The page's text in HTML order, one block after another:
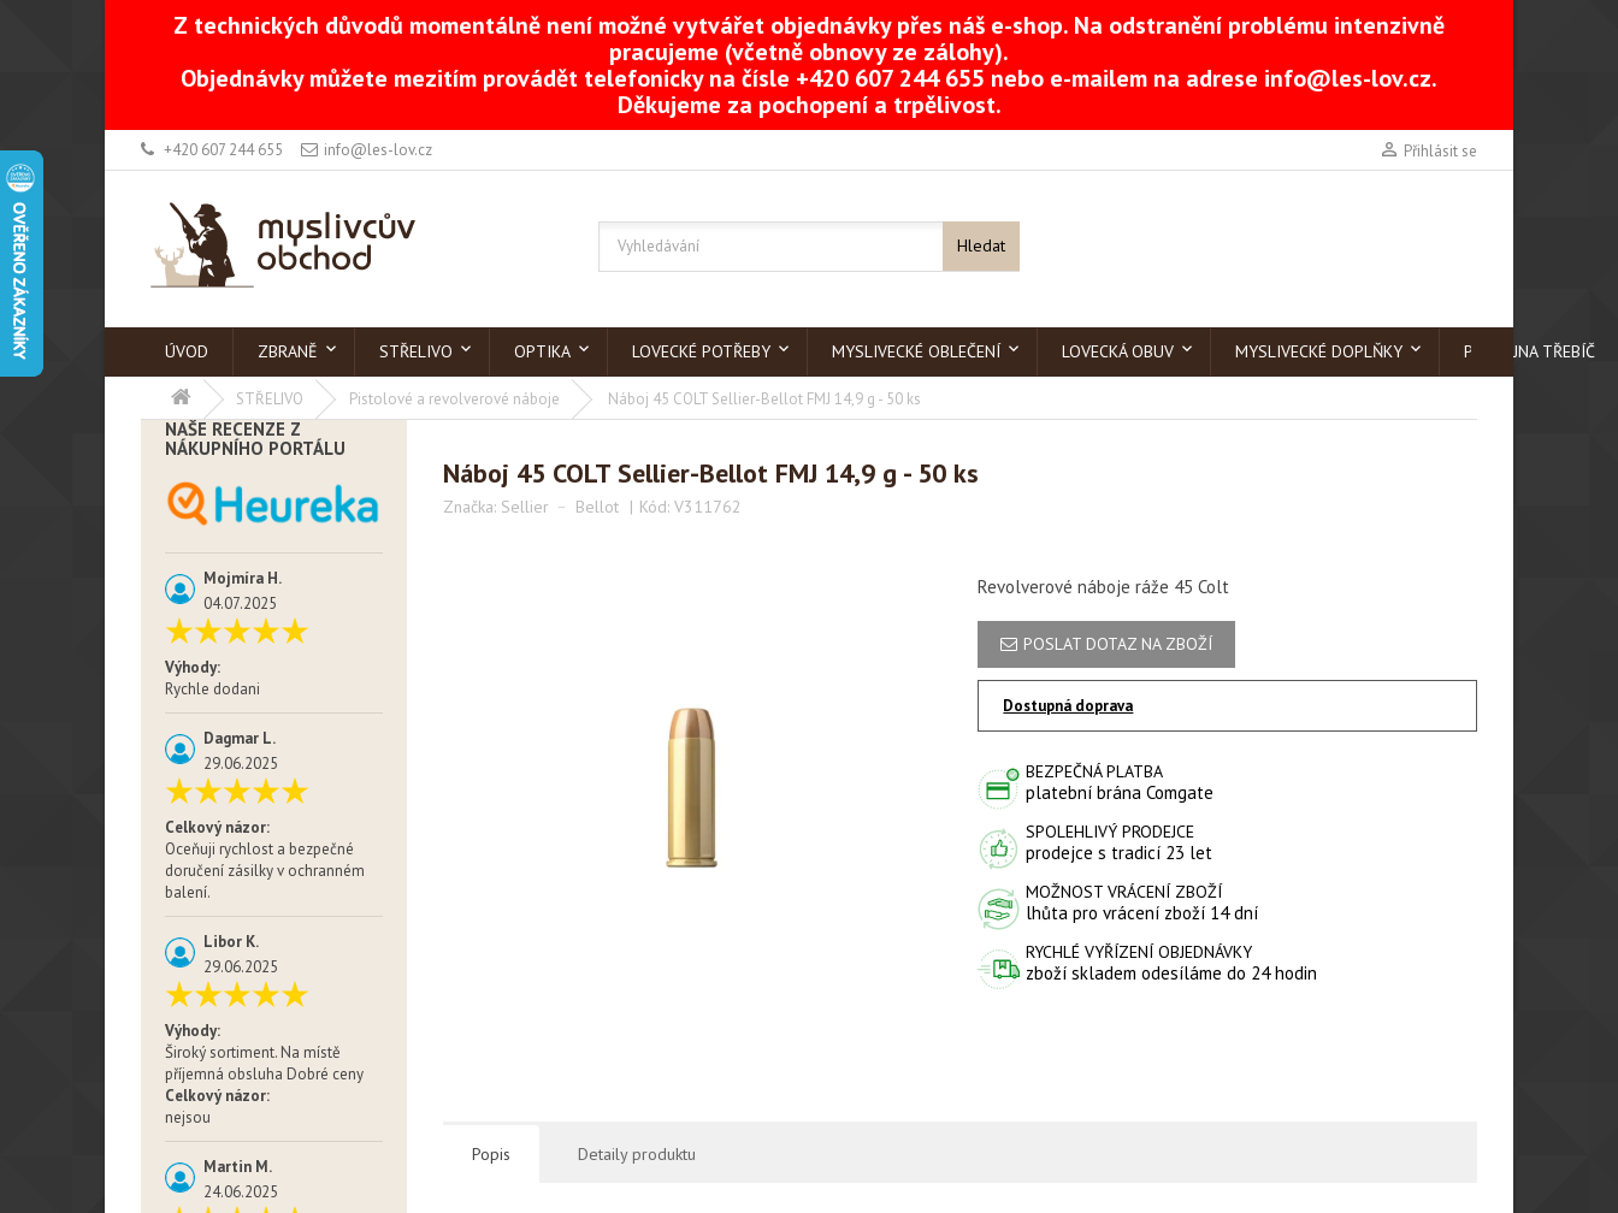
Z technických důvodů momentálně není možné vytvářet objednávky přes náš e-shop. Na odstranění problému intenzivně
pracujeme (včetně obnovy ze zálohy).
Objednávky můžete mezitím provádět telefonicky na čísle +420 607 244 655 nebo e-mailem na adrese info@les-lov.cz.
Děkujeme za pochopení a trpělivost.
+420 607 244 655 info@les-lov.cz  Přihlásit se
Hledat
ÚVOD ZBRANĚ STŘELIVO OPTIKA LOVECKÉ POTŘEBY MYSLIVECKÉ OBLEČENÍ LOVECKÁ OBUV MYSLIVECKÉ DOPLŇKY PRODEJNA TŘEBÍČ
STŘELIVO Pistolové a revolverové náboje Náboj 45 COLT Sellier-Bellot FMJ 14,9 g - 50 ks
NAŠE RECENZE Z
NÁKUPNÍHO PORTÁLU
Mojmíra H.
04.07.2025
Výhody:
Rychle dodani
Dagmar L.
29.06.2025
Celkový názor:
Oceňuji rychlost a bezpečné
doručení zásilky v ochranném
balení.
Libor K.
29.06.2025
Výhody:
Široký sortiment. Na místě
příjemná obsluha Dobré ceny
Celkový názor:
nejsou
Martin M.
24.06.2025
Náboj 45 COLT Sellier-Bellot FMJ 14,9 g - 50 ks
Značka: Sellier ﹣ Bellot Kód: V311762
Revolverové náboje ráže 45 Colt
POSLAT DOTAZ NA ZBOŽÍ
Dostupná doprava
BEZPEČNÁ PLATBA
platební brána Comgate
SPOLEHLIVÝ PRODEJCE
prodejce s tradicí 23 let
MOŽNOST VRÁCENÍ ZBOŽÍ
lhůta pro vrácení zboží 14 dní
RYCHLÉ VYŘÍZENÍ OBJEDNÁVKY
zboží skladem odesíláme do 24 hodin
Popis Detaily produktu